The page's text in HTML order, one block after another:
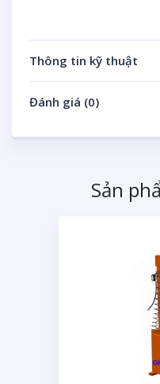
Thông tin kỹ thuật
Đánh giá (0)
Sản